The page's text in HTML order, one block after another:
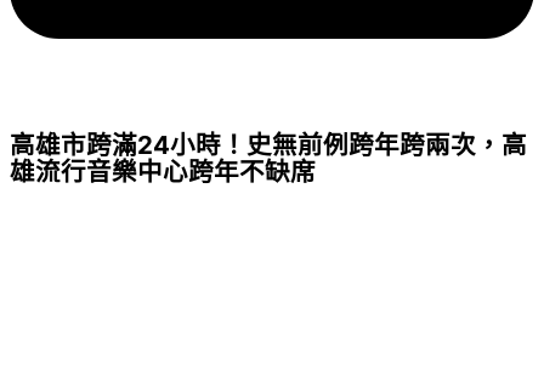
高雄市跨滿24小時！史無前例跨年跨兩次，高
雄流行音樂中心跨年不缺席